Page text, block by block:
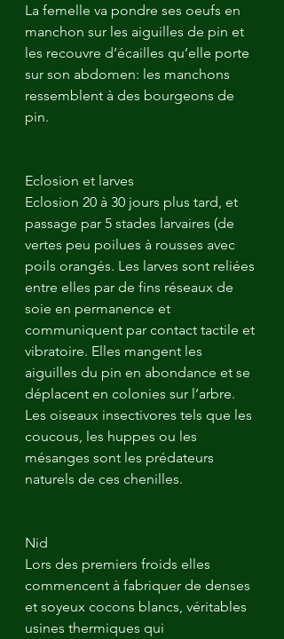
La femelle va pondre ses oeufs en
manchon sur les aiguilles de pin et
les recouvre d’écailles qu’elle porte
sur son abdomen: les manchons
ressemblent à des bourgeons de
pin.
Eclosion et larves
Eclosion 20 à 30 jours plus tard, et
passage par 5 stades larvaires (de
vertes peu poilues à rousses avec
poils orangés. Les larves sont reliées
entre elles par de fins réseaux de
soie en permanence et
communiquent par contact tactile et
vibratoire. Elles mangent les
aiguilles du pin en abondance et se
déplacent en colonies sur l’arbre.
Les oiseaux insectivores tels que les
coucous, les huppes ou les
mésanges sont les prédateurs
naturels de ces chenilles.
Nid
Lors des premiers froids elles
commencent à fabriquer de denses
et soyeux cocons blancs, véritables
usines thermiques qui